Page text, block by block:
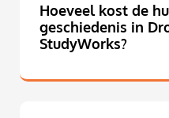
Hoeveel kost de
geschiedenis in
StudyWorks?